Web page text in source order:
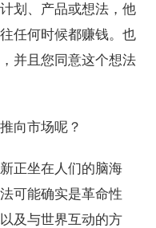
划、产品或想法，他
任何时候都赚钱。也
并且您同意这个想法
向市场呢？
正坐在人们的脑海
可能确实是革命性
及与世界互动的方